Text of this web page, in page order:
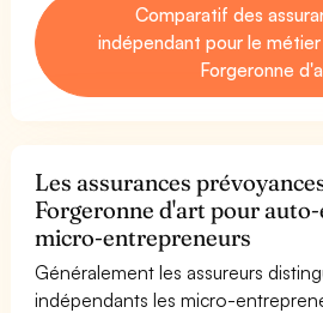
Comparatif des
indépendant pour le
Forgeronne
Les assurances
Forgeronne d'art pour
micro-entrepreneurs
Généralement les assureurs
indépendants les micro-